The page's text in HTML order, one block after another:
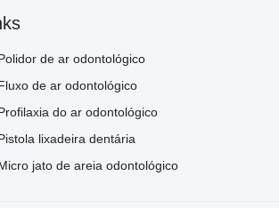
de ar odontológico
de ar odontológico
do ar odontológico
lixadeira dentária
jato de areia odontológico